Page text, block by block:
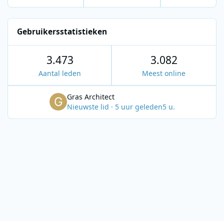
Gebruikersstatistieken
3.473
Aantal leden
3.082
Meest online
Gras Architect
Nieuwste lid · 5 uur geleden5 u.